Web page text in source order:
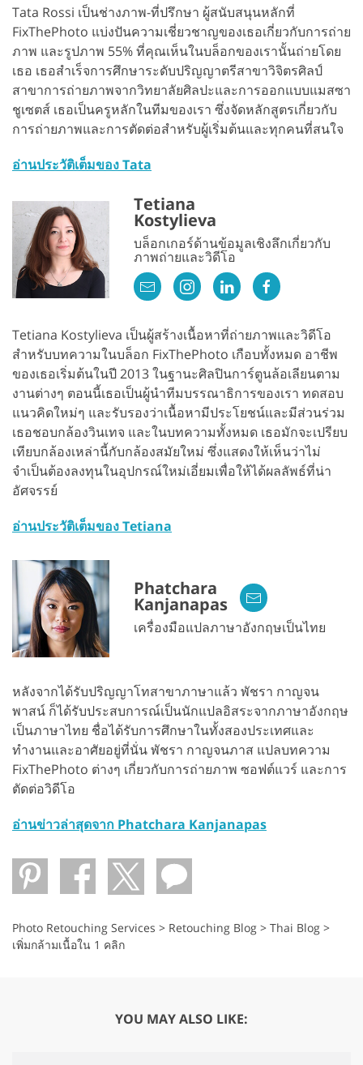
Tata Rossi เป็นช่างภาพ-ที่ปรึกษา ผู้สนับสนุนหลักที่
FixThePhoto แบ่งปันความเชี่ยวชาญของเธอเกี่ยวกับการถ่าย
ภาพ และรูปภาพ 55% ที่คุณเห็นในบล็อกของเรานั้นถ่ายโดย
เธอ เธอสำเร็จการศึกษาระดับปริญญาตรีสาขาวิจิตรศิลป์
สาขาการถ่ายภาพจากวิทยาลัยศิลปะและการออกแบบแมสซา
ชูเซตส์ เธอเป็นครูหลักในทีมของเรา ซึ่งจัดหลักสูตรเกี่ยวกับ
การถ่ายภาพและการตัดต่อสำหรับผู้เริ่มต้นและทุกคนที่สนใจ
อ่านประวัติเต็มของ Tata
Tetiana
Kostylieva
บล็อกเกอร์ด้านข้อมูลเชิงลึกเกี่ยวกับ
ภาพถ่ายและวิดีโอ
Tetiana Kostylieva เป็นผู้สร้างเนื้อหาที่ถ่ายภาพและวิดีโอ
สำหรับบทความในบล็อก FixThePhoto เกือบทั้งหมด อาชีพ
ของเธอเริ่มต้นในปี 2013 ในฐานะศิลปินการ์ตูนล้อเลียนตาม
งานต่างๆ ตอนนี้เธอเป็นผู้นำทีมบรรณาธิการของเรา ทดสอบ
แนวคิดใหม่ๆ และรับรองว่าเนื้อหามีประโยชน์และมีส่วนร่วม
เธอชอบกล้องวินเทจ และในบทความทั้งหมด เธอมักจะเปรียบ
เทียบกล้องเหล่านี้กับกล้องสมัยใหม่ ซึ่งแสดงให้เห็นว่าไม่
จำเป็นต้องลงทุนในอุปกรณ์ใหม่เอี่ยมเพื่อให้ได้ผลลัพธ์ที่น่า
อัศจรรย์
อ่านประวัติเต็มของ Tetiana
Phatchara
Kanjanapas
เครื่องมือแปลภาษาอังกฤษเป็นไทย
หลังจากได้รับปริญญาโทสาขาภาษาแล้ว พัชรา กาญจน
พาสน์ ก็ได้รับประสบการณ์เป็นนักแปลอิสระจากภาษาอังกฤษ
เป็นภาษาไทย ชื่อได้รับการศึกษาในทั้งสองประเทศและ
ทำงานและอาศัยอยู่ที่นั่น พัชรา กาญจนภาส แปลบทความ
FixThePhoto ต่างๆ เกี่ยวกับการถ่ายภาพ ซอฟต์แวร์ และการ
ตัดต่อวิดีโอ
อ่านข่าวล่าสุดจาก Phatchara Kanjanapas
Photo Retouching Services > Retouching Blog > Thai Blog >
เพิ่มกล้ามเนื้อใน 1 คลิก
YOU MAY ALSO LIKE: